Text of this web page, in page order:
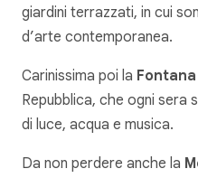
giardini terrazzati, in cui
d’arte contemporanea.
Carinissima poi la
Repubblica, che ogni sera
di luce, acqua e musica.
Da non perdere anche la